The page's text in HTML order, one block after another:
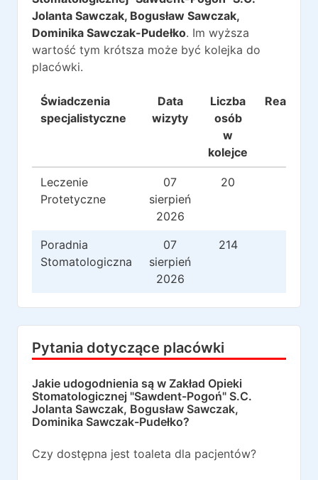
Jolanta Sawczak, Bogusław Sawczak,
Dominika Sawczak-Pudełko. Im wyższa
wartość tym krótsza może być kolejka do
placówki.
Świadczenia
specjalistyczne
Data
wizyty
Liczba
osób
w
kolejce
Leczenie
Protetyczne
07
sierpień
2026
20
Poradnia
Stomatologiczna
07
sierpień
2026
214
Pytania dotyczące placówki
Jakie udogodnienia są w Zakład Opieki
Stomatologicznej "Sawdent-Pogoń" S.C.
Jolanta Sawczak, Bogusław Sawczak,
Dominika Sawczak-Pudełko?
Czy dostępna jest toaleta dla pacjentów?